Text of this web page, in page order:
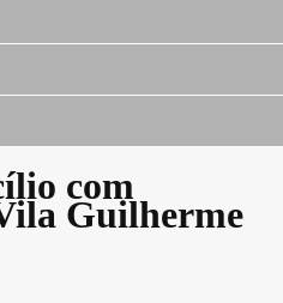
com
Guilherme